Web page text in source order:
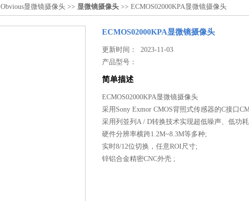
Obvious显微镜摄像头 >> 显微镜摄像头 >> ECMOS02000KPA显微镜摄像头
ECMOS02000KPA显微镜摄像头
更新时间： 2023-11-03
产品型号：
简单描述
ECMOS02000KPA显微镜摄像头
采用Sony Exmor CMOS背照式传感器的C接口
采用列並列A / D转换技术实现超低噪声、低功耗
硬件分辨率横跨1.2M~8.3M等多种;
实时8/12位切换，任意ROI尺寸;
锌铝合金精密CNC外壳 ;